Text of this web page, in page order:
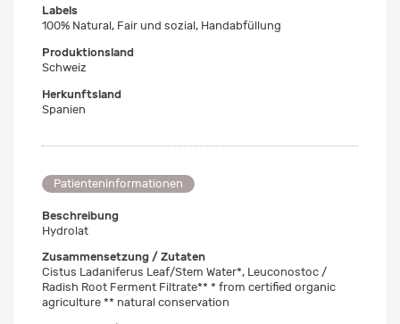
Labels
100% Natural, Fair und sozial, Handabfüllung
Produktionsland
Schweiz
Herkunftsland
Spanien
Patienteninformationen
Beschreibung
Hydrolat
Zusammensetzung / Zutaten
Cistus Ladaniferus Leaf/Stem Water*, Leuconostoc /
Radish Root Ferment Filtrate** * from certified organic
agriculture ** natural conservation